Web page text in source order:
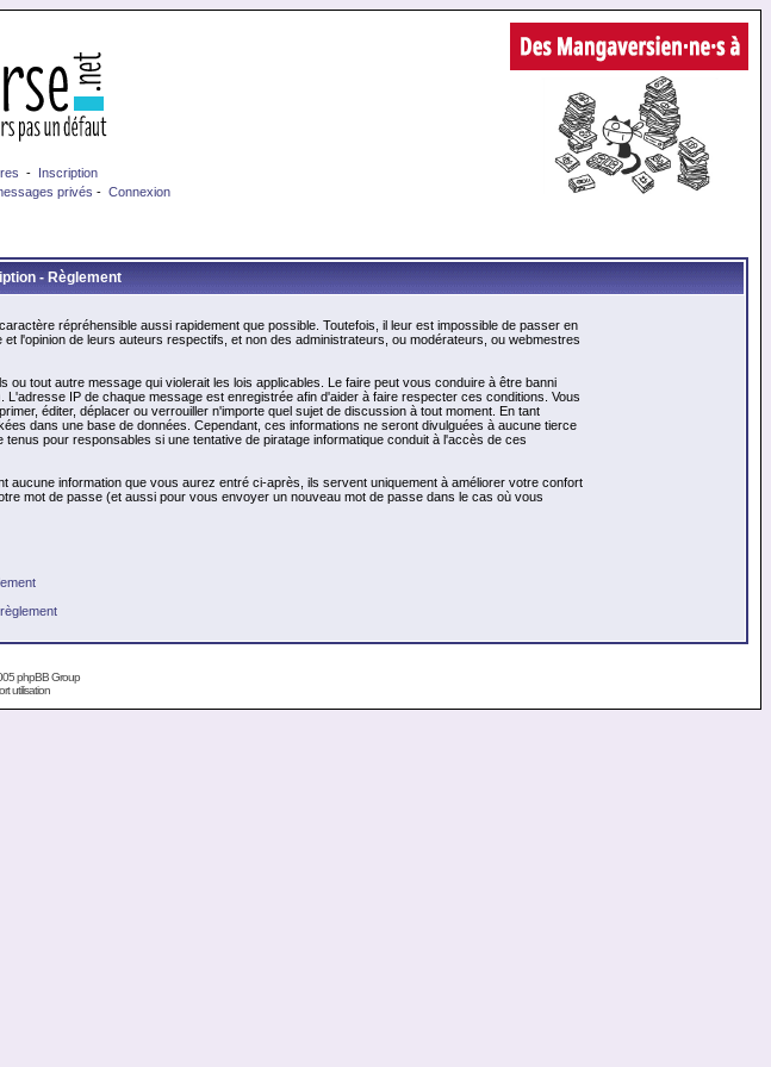
- Inscription
privés - Connexion
- Règlement
répréhensible aussi rapidement que possible. Toutefois, il leur est impossible de passer en
l'opinion de leurs auteurs respectifs, et non des administrateurs, ou modérateurs, ou webmestres
tout autre message qui violerait les lois applicables. Le faire peut vous conduire à être banni
IP de chaque message est enregistrée afin d'aider à faire respecter ces conditions. Vous
éditer, déplacer ou verrouiller n'importe quel sujet de discussion à tout moment. En tant
dans une base de données. Cependant, ces informations ne seront divulguées à aucune tierce
pour responsables si une tentative de piratage informatique conduit à l'accès de ces
information que vous aurez entré ci-après, ils servent uniquement à améliorer votre confort
mot de passe (et aussi pour vous envoyer un nouveau mot de passe dans le cas où vous
phpBB Group
utilisation